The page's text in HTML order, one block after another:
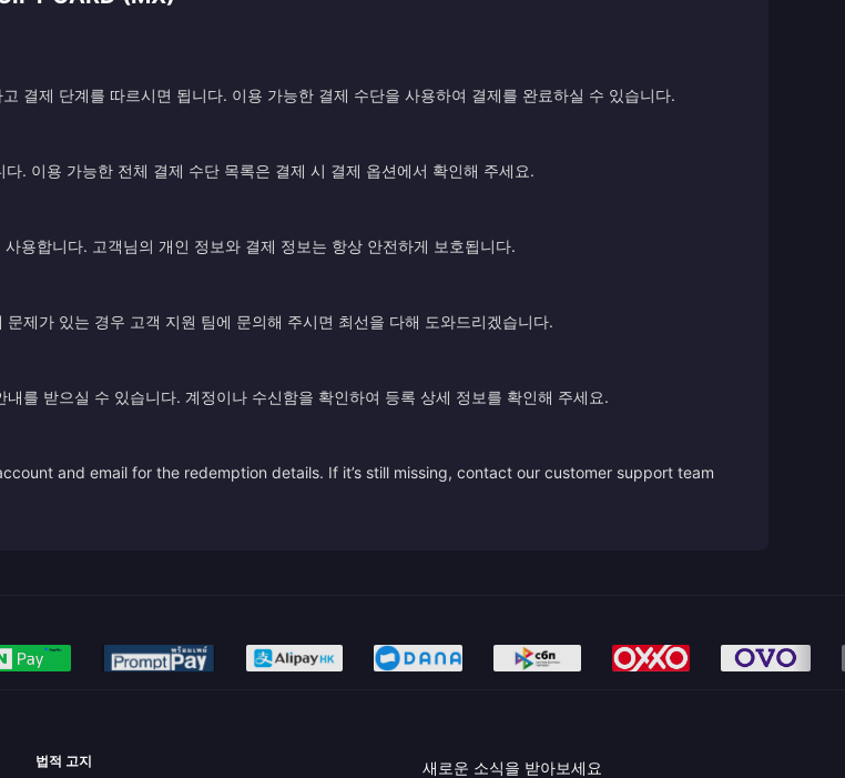
결제 단계를 따르시면 됩니다. 이용 가능한 결제 수단을 사용하여 결제를 완료하실 수 있습니다.
. 이용 가능한 전체 결제 수단 목록은 결제 시 결제 옵션에서 확인해 주세요.
용합니다. 고객님의 개인 정보와 결제 정보는 항상 안전하게 보호됩니다.
제가 있는 경우 고객 지원 팀에 문의해 주시면 최선을 다해 도와드리겠습니다.
를 받으실 수 있습니다. 계정이나 수신함을 확인하여 등록 상세 정보를 확인해 주세요.
and email for the redemption details. If it’s still missing, contact our customer support team
법적 고지 새로운 소식을 받아보세요